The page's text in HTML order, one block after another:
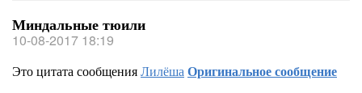
Миндальные тюили
10-08-2017 18:19
Это цитата сообщенияЛилёшаОригинальное сообщение